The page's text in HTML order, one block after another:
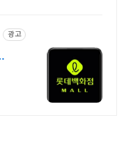
광고